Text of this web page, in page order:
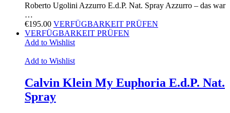
Roberto Ugolini Azzurro E.d.P. Nat. Spray Azzurro – das war
…
€195.00 VERFÜGBARKEIT PRÜFEN
VERFÜGBARKEIT PRÜFEN
Add to Wishlist
Add to Wishlist
Calvin Klein My Euphoria E.d.P. Nat.
Spray